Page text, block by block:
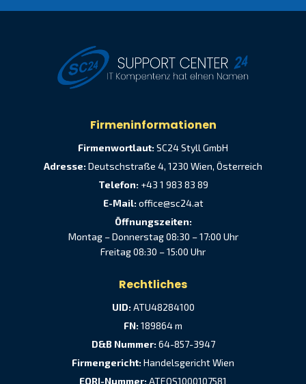
Firmeninformationen
Firmenwortlaut:SC24 Styll GmbH
Adresse:Deutschstraße 4, 1230 Wien, Österreich
Telefon: +43 1 983 83 89
E-Mail: office@sc24.at
Öffnungszeiten:
Montag – Donnerstag 08:30 – 17:00 Uhr
Freitag 08:30 – 15:00 Uhr
Rechtliches
UID:ATU48284100
FN:189864 m
D&B Nummer:64-857-3947
Firmengericht:Handelsgericht Wien
EORI-Nummer:ATEOS1000107581